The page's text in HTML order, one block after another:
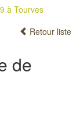
à Tourves
Retour liste
de